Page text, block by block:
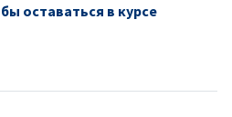
оставаться в курсе